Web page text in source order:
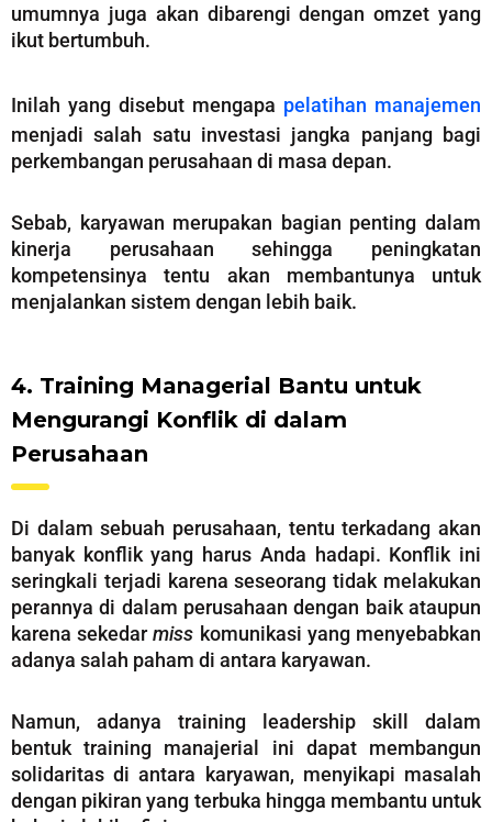
umumnya juga akan dibarengi dengan omzet yang
ikut bertumbuh.
Inilah yang disebut mengapa pelatihan manajemen
menjadi salah satu investasi jangka panjang bagi
perkembangan perusahaan di masa depan.
Sebab, karyawan merupakan bagian penting dalam
kinerja perusahaan sehingga peningkatan
kompetensinya tentu akan membantunya untuk
menjalankan sistem dengan lebih baik.
4. Training Managerial Bantu untuk
Mengurangi Konflik di dalam
Perusahaan
Di dalam sebuah perusahaan, tentu terkadang akan
banyak konflik yang harus Anda hadapi. Konflik ini
seringkali terjadi karena seseorang tidak melakukan
perannya di dalam perusahaan dengan baik ataupun
karena sekedarmiss komunikasi yang menyebabkan
adanya salah paham di antara karyawan.
Namun, adanya training leadership skill dalam
bentuk training manajerial ini dapat membangun
solidaritas di antara karyawan, menyikapi masalah
dengan pikiran yang terbuka hingga membantu untuk